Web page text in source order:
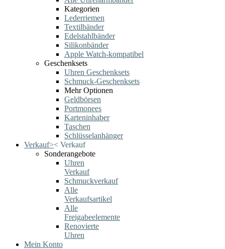
Kategorien
Lederriemen
Textilbänder
Edelstahlbänder
Silikonbänder
Apple Watch-kompatibel
Geschenksets
Uhren Geschenksets
Schmuck-Geschenksets
Mehr Optionen
Geldbörsen
Portmonees
Karteninhaber
Taschen
Schlüsselanhänger
Verkauf>< Verkauf
Sonderangebote
Uhren
Verkauf
Schmuckverkauf
Alle
Verkaufsartikel
Alle
Freigabeelemente
Renovierte
Uhren
Mein Konto